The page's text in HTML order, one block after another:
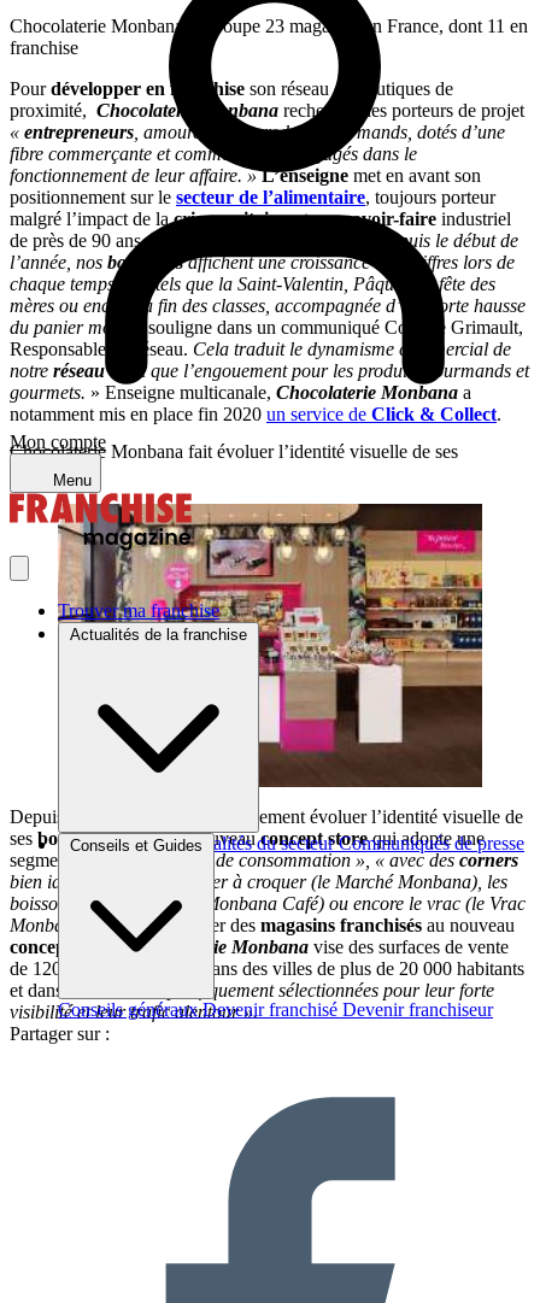
Mon compte
Menu
Trouver ma franchise
Actualités de la franchise
Brèves et actus Actualités du secteur Communiqués de presse
Conseils et Guides
Conseils généraux Devenir franchisé Devenir franchiseur
Chocolaterie Monbana regroupe 23 magasins en France, dont 11 en
franchise
Pourdévelopper en franchise son réseau de boutiques de
proximité, Chocolaterie Monbana recherche des porteurs de projet
« entrepreneurs , amoureux des produits gourmands, dotés d’une
fibre commerçante et commerciale et engagés dans le
fonctionnement de leur affaire. »L’enseigne met en avant son
positionnement sur le secteur de l’alimentaire, toujours porteur
malgré l’impact de lacrise sanitaire, et sonsavoir-faire industriel
de près de 90 ans sur le
« Depuis le début de
l’année, nos boutiquesaffichent une croissance à 2 chiffres lors de
chaque temps fort, tels que la Saint-Valentin, Pâques, la fête des
mères ou encore la fin des classes, accompagnée d’une forte hausse
du panier moyen, souligne dans un communiqué Corinne Grimault,
Responsable du réseau. Cela traduit le dynamisme commercial de
notre réseauainsi que l’engouement pour les produits gourmands et
gourmets. » Enseigne multicanale, Chocolaterie Monbana a
notamment mis en place fin 2020 un service de Click & Collect.
Chocolaterie Monbana fait évoluer l’identité visuelle de ses
boutiques
Depuis 2019, l’enseigne fait également évoluer l’identité visuelle de
ses boutiques, avec un nouveauconcept storequi adopte une
segmentation
« par instant de consommation », « avec des corners
bien identifiés pour le goûter à croquer (le Marché Monbana), les
boissons gourmandes (le Monbana Café) ou encore le vrac (le Vrac
Monbana) ».Pour implanter des magasins franchisés au nouveau
concept store, Chocolaterie Monbana vise des surfaces de vente
de 120 à 150 m2, situées dans des villes de plus de 20 000 habitants
et dans des zones
« spécifiquement sélectionnées pour leur forte
visibilité et leur trafic alentour ».
Partager sur :